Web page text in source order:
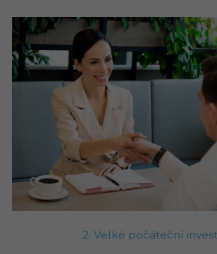
2. Velké počáteční